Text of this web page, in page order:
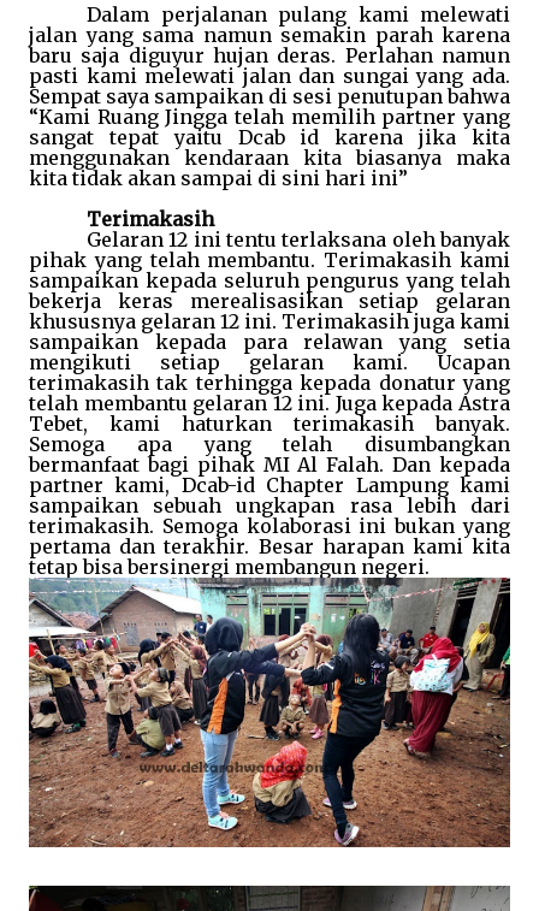
Dalam perjalanan pulang kami melewati
jalan yang sama namun semakin parah karena
baru saja diguyur hujan deras. Perlahan namun
pasti kami melewati jalan dan sungai yang ada.
Sempat saya sampaikan di sesi penutupan bahwa
“Kami Ruang Jingga telah memilih partner yang
sangat tepat yaitu Dcab id karena jika kita
menggunakan kendaraan kita biasanya maka
kita tidak akan sampai di sini hari ini”
Terimakasih
Gelaran 12 ini tentu terlaksana oleh banyak
pihak yang telah membantu. Terimakasih kami
sampaikan kepada seluruh pengurus yang telah
bekerja keras merealisasikan setiap gelaran
khususnya gelaran 12 ini. Terimakasih juga kami
sampaikan kepada para relawan yang setia
mengikuti setiap gelaran kami. Ucapan
terimakasih tak terhingga kepada donatur yang
telah membantu gelaran 12 ini. Juga kepada Astra
Tebet, kami haturkan terimakasih banyak.
Semoga apa yang telah disumbangkan
bermanfaat bagi pihak MI Al Falah. Dan kepada
partner kami, Dcab-id Chapter Lampung kami
sampaikan sebuah ungkapan rasa lebih dari
terimakasih. Semoga kolaborasi ini bukan yang
pertama dan terakhir. Besar harapan kami kita
tetap bisa bersinergi membangun negeri.